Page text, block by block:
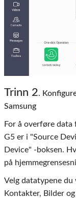
Trinn 2.
Samsung
For å overføre data
G5 er i "Source
Device" -boksen.
på
Velg datatypene du
Kontakter, Bilder